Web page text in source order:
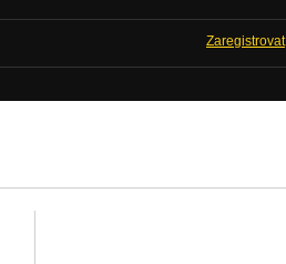
Zaregistrovat